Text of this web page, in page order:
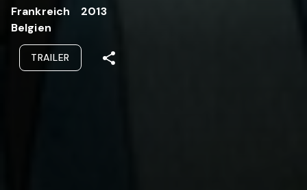
Frankreich
Belgien
2013
TRAILER